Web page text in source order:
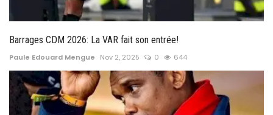
Barrages CDM 2026: La VAR fait son entrée!
Paule Edouard Mengue Nov 2, 2025 0 644